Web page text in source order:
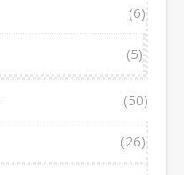
(6)
(5)
(50)
(26)